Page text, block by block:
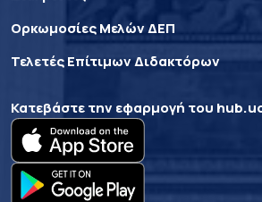
Ορκωμοσίες Μελών ΔΕΠ
Τελετές Επίτιμων Διδακτόρων
Κατεβάστε την εφαρμογή του